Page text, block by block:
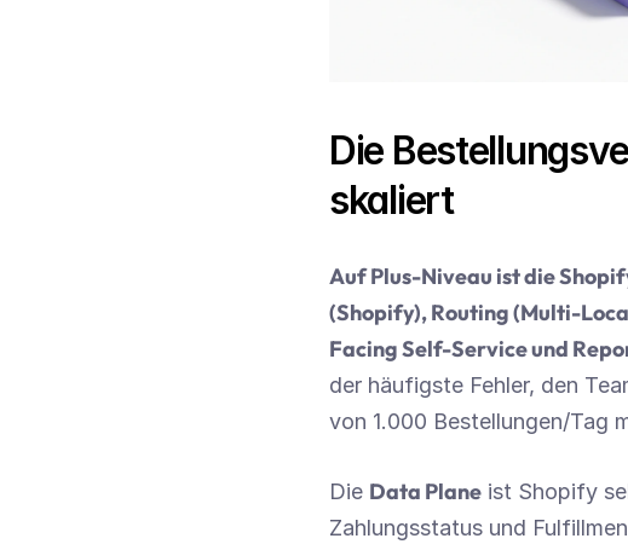
Die
skaliert
Auf Plus-Niveau ist die
(Shopify), Routing (Multi-
Facing Self-Service und
der häufigste Fehler, den
von 1.000 Bestellungen/Tag
Die Data Plane ist Shopify
Zahlungsstatus und